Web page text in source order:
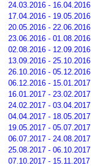
24.03.2016 - 16.04.2016
17.04.2016 - 19.05.2016
20.05.2016 - 22.06.2016
23.06.2016 - 01.08.2016
02.08.2016 - 12.09.2016
13.09.2016 - 25.10.2016
26.10.2016 - 05.12.2016
06.12.2016 - 15.01.2017
16.01.2017 - 23.02.2017
24.02.2017 - 03.04.2017
04.04.2017 - 18.05.2017
19.05.2017 - 05.07.2017
06.07.2017 - 24.08.2017
25.08.2017 - 06.10.2017
07.10.2017 - 15.11.2017